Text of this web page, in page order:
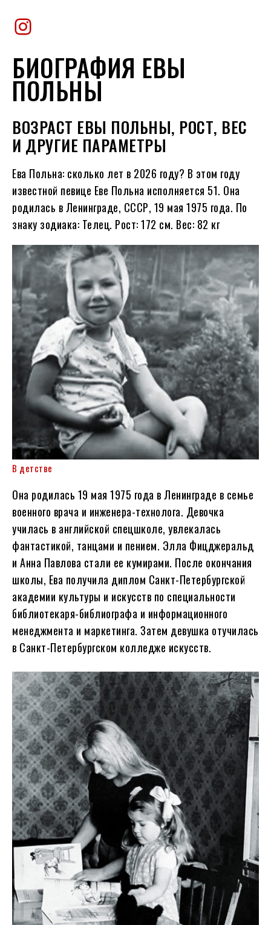
Instagram
БИОГРАФИЯ ЕВЫ
ПОЛЬНЫ
ВОЗРАСТ ЕВЫ ПОЛЬНЫ, РОСТ, ВЕС
И ДРУГИЕ ПАРАМЕТРЫ
Ева Польна: сколько лет в 2026 году? В этом году
известной певице Еве Польна исполняется 51. Она
родилась в Ленинграде, СССР, 19 мая 1975 года. По
знаку зодиака: Телец. Рост: 172 см. Вес: 82 кг
В детстве
Она родилась 19 мая 1975 года в Ленинграде в семье
военного врача и инженера-технолога. Девочка
училась в английской спецшколе, увлекалась
фантастикой, танцами и пением. Элла Фицджеральд
и Анна Павлова стали ее кумирами. После окончания
школы, Ева получила диплом Санкт-Петербургской
академии культуры и искусств по специальности
библиотекаря-библиографа и информационного
менеджмента и маркетинга. Затем девушка отучилась
в Санкт-Петербургском колледже искусств.